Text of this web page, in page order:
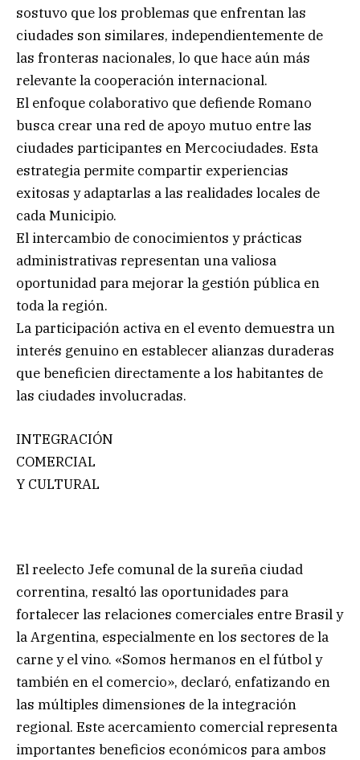
sostuvo que los problemas que enfrentan las
ciudades son similares, independientemente de
las fronteras nacionales, lo que hace aún más
relevante la cooperación internacional.
El enfoque colaborativo que defiende Romano
busca crear una red de apoyo mutuo entre las
ciudades participantes en Mercociudades. Esta
estrategia permite compartir experiencias
exitosas y adaptarlas a las realidades locales de
cada Municipio.
El intercambio de conocimientos y prácticas
administrativas representan una valiosa
oportunidad para mejorar la gestión pública en
toda la región.
La participación activa en el evento demuestra un
interés genuino en establecer alianzas duraderas
que beneficien directamente a los habitantes de
las ciudades involucradas.
INTEGRACIÓN
COMERCIAL
Y CULTURAL
El reelecto Jefe comunal de la sureña ciudad
correntina, resaltó las oportunidades para
fortalecer las relaciones comerciales entre Brasil y
la Argentina, especialmente en los sectores de la
carne y el vino. «Somos hermanos en el fútbol y
también en el comercio», declaró, enfatizando en
las múltiples dimensiones de la integración
regional. Este acercamiento comercial representa
importantes beneficios económicos para ambos